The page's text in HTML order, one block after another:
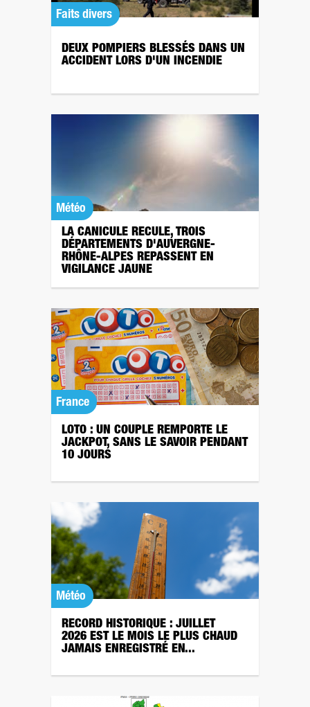
Faits divers
DEUX POMPIERS BLESSÉS DANS UN
ACCIDENT LORS D'UN INCENDIE
Météo
LA CANICULE RECULE, TROIS
DÉPARTEMENTS D'AUVERGNE-
RHÔNE-ALPES REPASSENT EN
VIGILANCE JAUNE
France
LOTO : UN COUPLE REMPORTE LE
JACKPOT, SANS LE SAVOIR PENDANT
10 JOURS
Météo
RECORD HISTORIQUE : JUILLET
2026 EST LE MOIS LE PLUS CHAUD
JAMAIS ENREGISTRÉ EN...